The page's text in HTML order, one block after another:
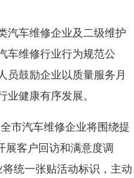
车维修企业及二级维护
车维修行业行为规范公
员鼓励企业以质量服务月
健康有序发展。
市汽车维修企业将围绕提
展客户回访和满意度调
统一张贴活动标识，主动